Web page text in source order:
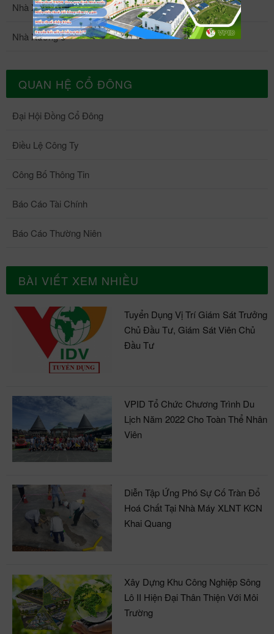
Nhà Xưởng 4
Nhà Xưởng 5
QUAN HỆ CỔ ĐÔNG
Đại Hội Đồng Cổ Đông
Điều Lệ Công Ty
Công Bố Thông Tin
Báo Cáo Tài Chính
Báo Cáo Thường Niên
BÀI VIẾT XEM NHIỀU
Tuyển Dụng Vị Trí Giám Sát Trưởng
Chủ Đầu Tư, Giám Sát Viên Chủ
Đầu Tư
VPID Tổ Chức Chương Trình Du
Lịch Năm 2022 Cho Toàn Thể Nhân
Viên
Diễn Tập Ứng Phó Sự Cố Tràn Đổ
Hoá Chất Tại Nhà Máy XLNT KCN
Khai Quang
Xây Dựng Khu Công Nghiệp Sông
Lô II Hiện Đại Thân Thiện Với Môi
Trường